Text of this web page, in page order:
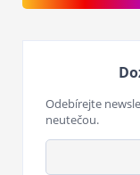
Odebírejte
neutečou.